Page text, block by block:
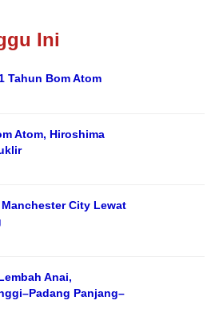
Ini
Tahun Bom Atom
Atom, Hiroshima
City Lewat
Anai,
Panjang–